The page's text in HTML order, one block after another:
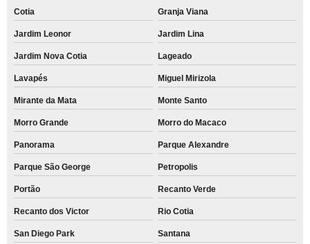
Cotia Granja Viana
Jardim Leonor Jardim Lina
Jardim Nova Cotia Lageado
Lavapés Miguel Mirizola
Mirante da Mata Monte Santo
Morro Grande Morro do Macaco
Panorama Parque Alexandre
Parque São George Petropolis
Portão Recanto Verde
Recanto dos Victor Rio Cotia
San Diego Park Santana